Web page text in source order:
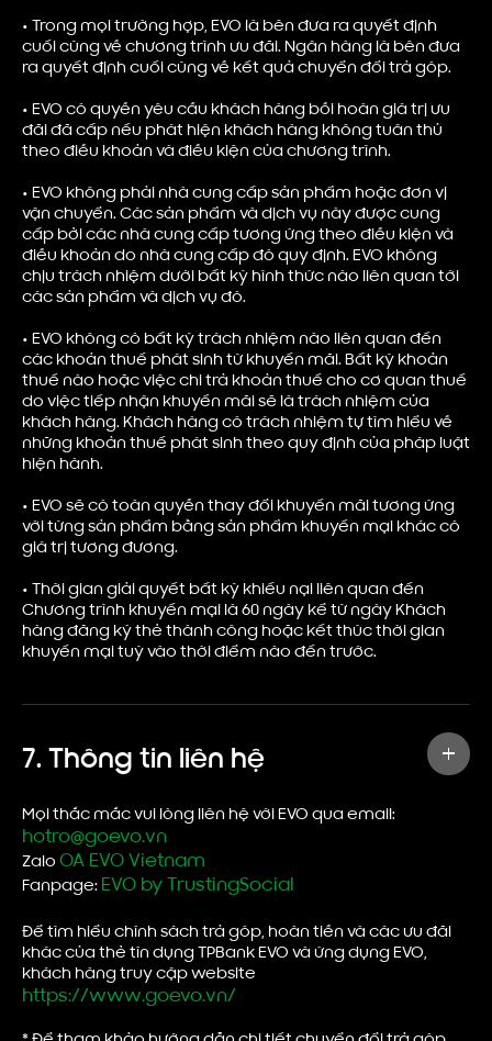
• Trong mọi trường hợp, EVO là bên đưa ra quyết định
cuối cùng về chương trình ưu đãi. Ngân hàng là bên đưa
ra quyết định cuối cùng về kết quả chuyển đổi trả góp.
• EVO có quyền yêu cầu khách hàng bồi hoàn giá trị ưu
đãi đã cấp nếu phát hiện khách hàng không tuân thủ
theo điều khoản và điều kiện của chương trình.
• EVO không phải nhà cung cấp sản phẩm hoặc đơn vị
vận chuyển. Các sản phẩm và dịch vụ này được cung
cấp bởi các nhà cung cấp tương ứng theo điều kiện và
điều khoản do nhà cung cấp đó quy định. EVO không
chịu trách nhiệm dưới bất kỳ hình thức nào liên quan tới
các sản phẩm và dịch vụ đó.
• EVO không có bất kỳ trách nhiệm nào liên quan đến
các khoản thuế phát sinh từ khuyến mãi. Bất kỳ khoản
thuế nào hoặc việc chi trả khoản thuế cho cơ quan thuế
do việc tiếp nhận khuyến mãi sẽ là trách nhiệm của
khách hàng. Khách hàng có trách nhiệm tự tìm hiểu về
những khoản thuế phát sinh theo quy định của pháp luật
hiện hành.
• EVO sẽ có toàn quyền thay đổi khuyến mãi tương ứng
với từng sản phẩm bằng sản phẩm khuyến mại khác có
giá trị tương đương.
• Thời gian giải quyết bất kỳ khiếu nại liên quan đến
Chương trình khuyến mại là60 ngày kể từ ngày Khách
hàng đăng ký thẻ thành công hoặc kết thúc thời gian
khuyến mại tuỳ vào thời điểm nào đến trước.
7. Thông tin liên hệ
Mọi thắc mắc vui lòng liên hệ với EVO qua email:
hotro@goevo.vn
Zalo OA EVO Vietnam
Fanpage: EVO by TrustingSocial
Để tìm hiểu chính sách trả góp, hoàn tiền và các ưu đãi
khác của thẻ tín dụng TPBank EVO và ứng dụng EVO,
khách hàng truy cập website
https://www.goevo.vn/